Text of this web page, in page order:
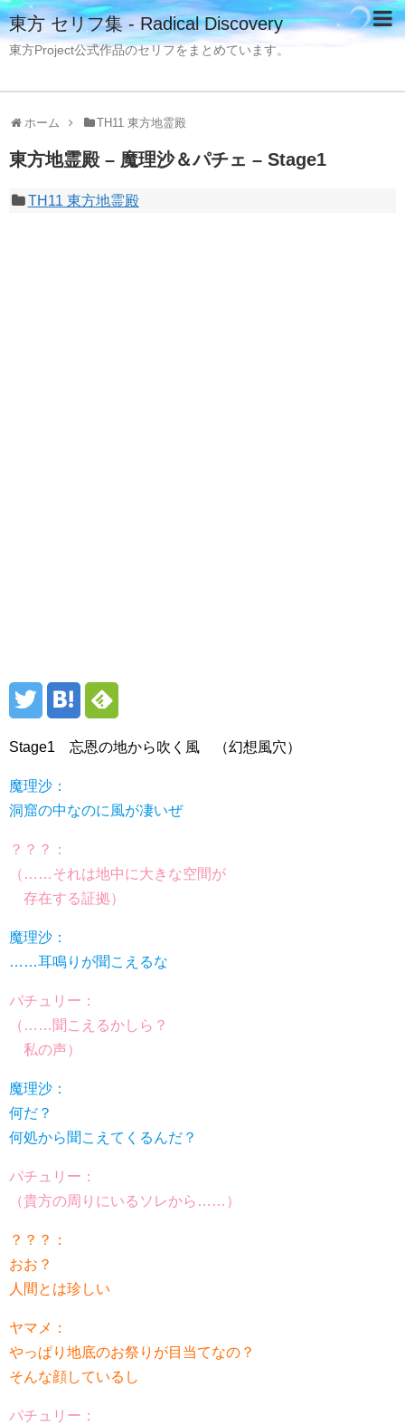
東方 セリフ集 - Radical Discovery
東方Project公式作品のセリフをまとめています。
ホーム TH11 東方地霊殿
東方地霊殿 – 魔理沙＆パチェ – Stage1
TH11 東方地霊殿
Stage1 忘恩の地から吹く風 （幻想風穴）
魔理沙：
洞窟の中なのに風が凄いぜ
？？？：
（……それは地中に大きな空間が
存在する証拠）
魔理沙：
……耳鳴りが聞こえるな
パチュリー：
（……聞こえるかしら？
私の声）
魔理沙：
何だ？
何処から聞こえてくるんだ？
パチュリー：
（貴方の周りにいるソレから……）
？？？：
おお？
人間とは珍しい
ヤマメ：
やっぱり地底のお祭りが目当てなの？
そんな顔しているし
パチュリー：